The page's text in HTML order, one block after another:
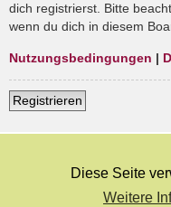
Diese Seite
Weitere
dich registrierst. Bitte
wenn du dich in diesem
Nutzungsbedingungen |
Registrieren